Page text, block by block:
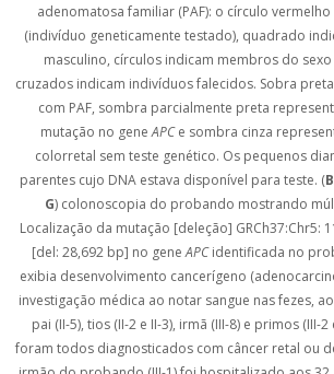
adenomatosa familiar (PAF): o círculo
(indivíduo geneticamente testado), quadrado
masculino, círculos indicam membros do
cruzados indicam indivíduos falecidos. Sobra
com PAF, sombra parcialmente preta
mutação no geneAPCe sombra cinza
colorretal sem teste genético. Os pequenos
parentes cujo DNA estava disponível para teste. (B
G) colonoscopia do probando mostrando
Localização da mutação [deleção] GRCh37:Chr5:
[del: 28,692 bp] no geneAPCidentificada no
exibia desenvolvimento cancerígeno
investigação médica ao notar sangue nas fezes,
pai (II-5), tios (II-2 e II-3), irmã (III-8) e primos (III-
foram todos diagnosticados com câncer retal ou